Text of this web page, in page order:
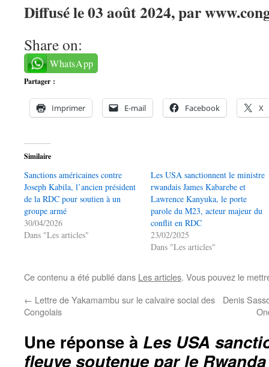
Diffusé le 03 août 2024, par
Share on:
WhatsApp
Partager :
Imprimer E-mail Facebook X
Similaire
Sanctions américaines contre
Joseph Kabila, l’ancien président
de la RDC pour soutien à un
groupe armé
30/04/2026
Dans "Les articles"
Les USA sanctionnent le ministre
rwandais James Kabarebe et
Lawrence Kanyuka, le porte
parole du M23, acteur majeur du
conflit en RDC
23/02/2025
Dans "Les articles"
Ce contenu a été publié dans Les articles. Vous pouvez le
← Lettre de Yakamambu sur le calvaire social des
Congolais
Denis
Une réponse à Les USA
fleuve soutenue par le